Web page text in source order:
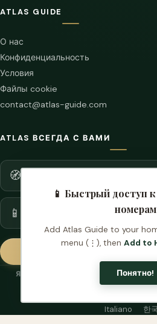
📱 Быстрый доступ
номерам
Add Atlas Guide to your
menu (⋮), then Add to
Понятно!
ATLAS GUIDE
О нас
Конфиденциальность
Условия
Файлы cookie
contact@atlas-guide.com
ATLAS ВСЕГДА С ВАМИ
🧭БРАУЗЕР
📱 Доступно в Google Play
ЯЗЫКИ Français
Italiano
한